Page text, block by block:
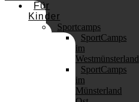
Für
Kinder
Sportcamps
SportCamps
im
Westmünsterland
SportCamps
im
Münsterland